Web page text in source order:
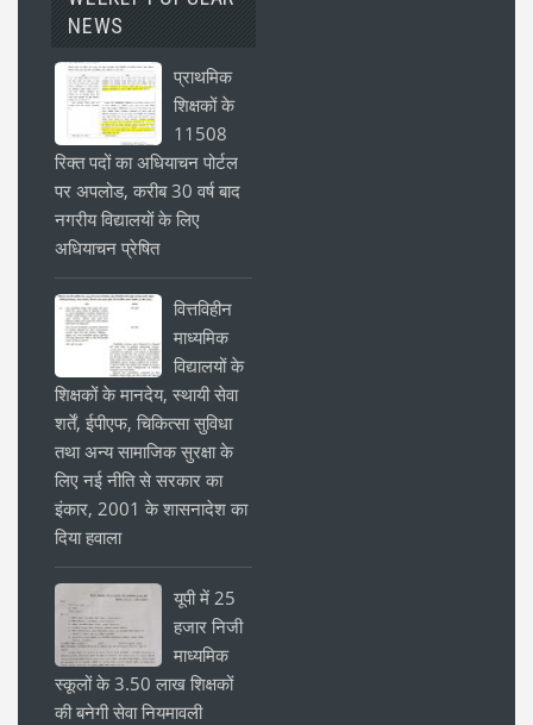
NEWS
प्राथमिक
शिक्षकों के
11508
रिक्त पदों का अधियाचन पोर्टल
पर अपलोड, करीब 30 वर्ष बाद
नगरीय विद्यालयों के लिए
अधियाचन प्रेषित
वित्तविहीन
माध्यमिक
विद्यालयों के
शिक्षकों के मानदेय, स्थायी सेवा
शर्तें, ईपीएफ, चिकित्सा सुविधा
तथा अन्य सामाजिक सुरक्षा के
लिए नई नीति से सरकार का
इंकार, 2001 के शासनादेश का
दिया हवाला
यूपी में 25
हजार निजी
माध्यमिक
स्कूलों के 3.50 लाख शिक्षकों
की बनेगी सेवा नियमावली